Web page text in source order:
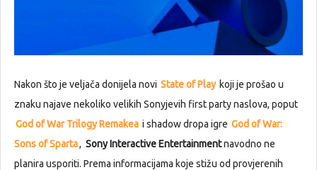
Nakon što je veljača donijela novi State of Play koji je prošao u
znaku najave nekoliko velikih Sonyjevih first party naslova, poput
God of War Trilogy Remakea i shadow dropa igre God of War:
Sons of Sparta, Sony Interactive Entertainmentnavodno ne
planira usporiti. Prema informacijama koje stižu od provjerenih